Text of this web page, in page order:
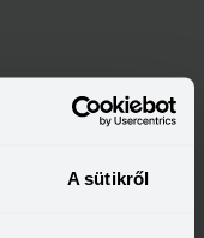
A sütikről